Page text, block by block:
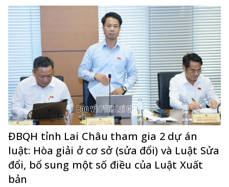
ĐBQH tỉnh Lai Châu tham gia 2 dự án
luật: Hòa giải ở cơ sở (sửa đổi) và Luật Sửa
đổi, bổ sung một số điều của Luật Xuất
bản